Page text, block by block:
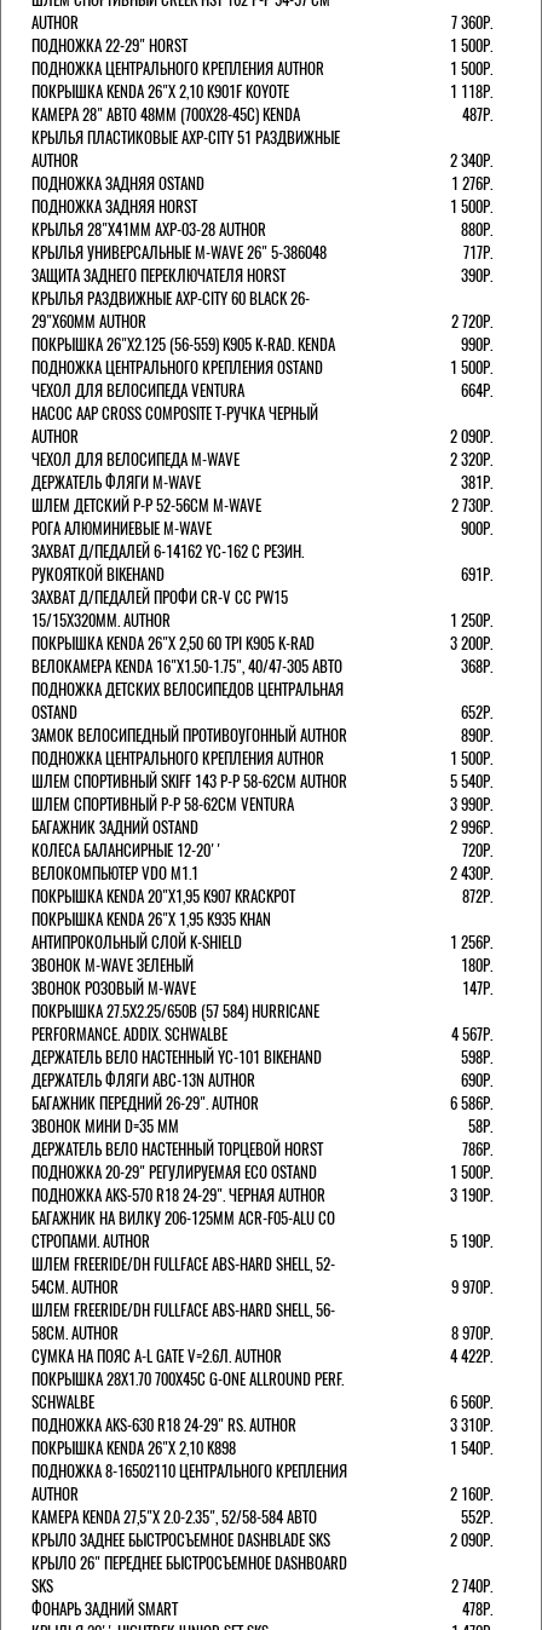
AUTHOR
7 360Р.
ПОДНОЖКА 22-29" HORST
1 500Р.
ПОДНОЖКА ЦЕНТРАЛЬНОГО КРЕПЛЕНИЯ AUTHOR
1 500Р.
ПОКРЫШКА KENDA 26"Х 2,10 K901F KOYOTE
1 118Р.
КАМЕРА 28" АВТО 48ММ (700Х28-45С) KENDA
487Р.
КРЫЛЬЯ ПЛАСТИКОВЫЕ AXP-CITY 51 РАЗДВИЖНЫЕ
AUTHOR
2 340Р.
ПОДНОЖКА ЗАДНЯЯ OSTAND
1 276Р.
ПОДНОЖКА ЗАДНЯЯ HORST
1 500Р.
КРЫЛЬЯ 28"Х41ММ AXP-03-28 AUTHOR
880Р.
КРЫЛЬЯ УНИВЕРСАЛЬНЫЕ M-WAVE 26" 5-386048
717Р.
ЗАЩИТА ЗАДНЕГО ПЕРЕКЛЮЧАТЕЛЯ HORST
390Р.
КРЫЛЬЯ РАЗДВИЖНЫЕ AXP-CITY 60 BLACK 26-
29"Х60ММ AUTHOR
2 720Р.
ПОКРЫШКА 26"Х2.125 (56-559) K905 K-RAD. KENDA
990Р.
ПОДНОЖКА ЦЕНТРАЛЬНОГО КРЕПЛЕНИЯ OSTAND
1 500Р.
ЧЕХОЛ ДЛЯ ВЕЛОСИПЕДА VENTURA
664Р.
НАСОС AAP CROSS COMPOSITE Т-РУЧКА ЧЕРНЫЙ
AUTHOR
2 090Р.
ЧЕХОЛ ДЛЯ ВЕЛОСИПЕДА M-WAVE
2 320Р.
ДЕРЖАТЕЛЬ ФЛЯГИ M-WAVE
381Р.
ШЛЕМ ДЕТСКИЙ Р-Р 52-56СМ M-WAVE
2 730Р.
РОГА АЛЮМИНИЕВЫЕ M-WAVE
900Р.
ЗАХВАТ Д/ПЕДАЛЕЙ 6-14162 YC-162 С РЕЗИН.
РУКОЯТКОЙ BIKEHAND
691Р.
ЗАХВАТ Д/ПЕДАЛЕЙ ПРОФИ CR-V CC PW15
15/15X320ММ. AUTHOR
1 250Р.
ПОКРЫШКА KENDA 26"Х 2,50 60 TPI K905 K-RAD
3 200Р.
ВЕЛОКАМЕРА KENDA 16"Х1.50-1.75", 40/47-305 АВТО
368Р.
ПОДНОЖКА ДЕТСКИХ ВЕЛОСИПЕДОВ ЦЕНТРАЛЬНАЯ
OSTAND
652Р.
ЗАМОК ВЕЛОСИПЕДНЫЙ ПРОТИВОУГОННЫЙ AUTHOR
890Р.
ПОДНОЖКА ЦЕНТРАЛЬНОГО КРЕПЛЕНИЯ AUTHOR
1 500Р.
ШЛЕМ СПОРТИВНЫЙ SKIFF 143 Р-Р 58-62СМ AUTHOR
5 540Р.
ШЛЕМ СПОРТИВНЫЙ Р-Р 58-62СМ VENTURA
3 990Р.
БАГАЖНИК ЗАДНИЙ OSTAND
2 996Р.
КОЛЕСА БАЛАНСИРНЫЕ 12-20''
720Р.
ВЕЛОКОМПЬЮТЕР VDO M1.1
2 430Р.
ПОКРЫШКА KENDA 20"Х1,95 K907 KRACKPOT
872Р.
ПОКРЫШКА KENDA 26"Х 1,95 K935 KHAN
АНТИПРОКОЛЬНЫЙ СЛОЙ K-SHIELD
1 256Р.
ЗВОНОК M-WAVE ЗЕЛЕНЫЙ
180Р.
ЗВОНОК РОЗОВЫЙ M-WAVE
147Р.
ПОКРЫШКА 27.5X2.25/650B (57 584) HURRICANE
PERFORMANCE. ADDIX. SCHWALBE
4 567Р.
ДЕРЖАТЕЛЬ ВЕЛО НАСТЕННЫЙ YC-101 BIKEHAND
598Р.
ДЕРЖАТЕЛЬ ФЛЯГИ ABC-13N AUTHOR
690Р.
БАГАЖНИК ПЕРЕДНИЙ 26-29". AUTHOR
6 586Р.
ЗВОНОК МИНИ D=35 ММ
58Р.
ДЕРЖАТЕЛЬ ВЕЛО НАСТЕННЫЙ ТОРЦЕВОЙ HORST
786Р.
ПОДНОЖКА 20-29" РЕГУЛИРУЕМАЯ ECO OSTAND
1 500Р.
ПОДНОЖКА AKS-570 R18 24-29". ЧЕРНАЯ AUTHOR
3 190Р.
БАГАЖНИК НА ВИЛКУ 206-125ММ ACR-F05-ALU СО
СТРОПАМИ. AUTHOR
5 190Р.
ШЛЕМ FREERIDE/DH FULLFACE ABS-HARD SHELL, 52-
54СМ. AUTHOR
9 970Р.
ШЛЕМ FREERIDE/DH FULLFACE ABS-HARD SHELL, 56-
58СМ. AUTHOR
8 970Р.
СУМКА НА ПОЯС A-L GATE V=2.6Л. AUTHOR
4 422Р.
ПОКРЫШКА 28X1.70 700X45C G-ONE ALLROUND PERF.
SCHWALBE
6 560Р.
ПОДНОЖКА AKS-630 R18 24-29" RS. AUTHOR
3 310Р.
ПОКРЫШКА KENDA 26"Х 2,10 K898
1 540Р.
ПОДНОЖКА 8-16502110 ЦЕНТРАЛЬНОГО КРЕПЛЕНИЯ
AUTHOR
2 160Р.
КАМЕРА KENDA 27,5"Х 2.0-2.35", 52/58-584 АВТО
552Р.
КРЫЛО ЗАДНЕЕ БЫСТРОСЪЕМНОЕ DASHBLADE SKS
2 090Р.
КРЫЛО 26" ПЕРЕДНЕЕ БЫСТРОСЪЕМНОЕ DASHBOARD
SKS
2 740Р.
ФОНАРЬ ЗАДНИЙ SMART
478Р.